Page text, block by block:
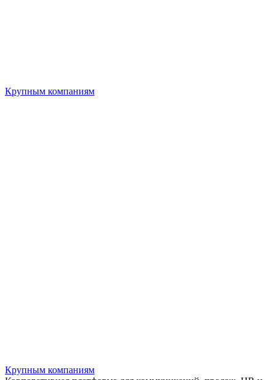
Крупным компаниям
Крупным компаниям